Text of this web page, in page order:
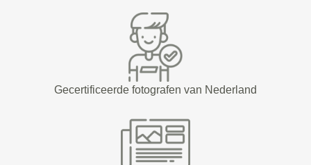
Gecertificeerde fotografen van Nederland